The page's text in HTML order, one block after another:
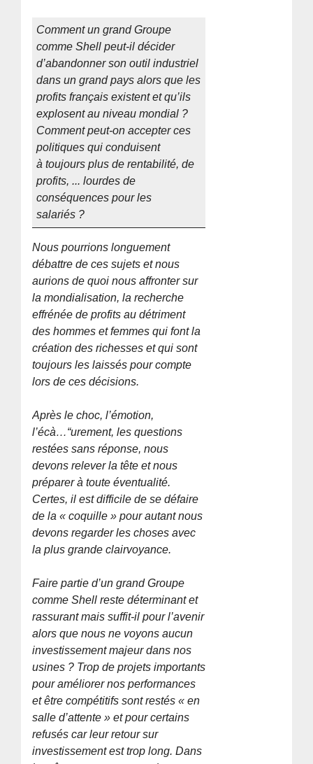
Comment un grand Groupe
comme Shell peut-il décider
d’abandonner son outil industriel
dans un grand pays alors que les
profits français existent et qu’ils
explosent au niveau mondial ?
Comment peut-on accepter ces
politiques qui conduisent
à toujours plus de rentabilité, de
profits, ... lourdes de
conséquences pour les
salariés ?
Nous pourrions longuement
débattre de ces sujets et nous
aurions de quoi nous affronter sur
la mondialisation, la recherche
effrénée de profits au détriment
des hommes et femmes qui font la
création des richesses et qui sont
toujours les laissés pour compte
lors de ces décisions.
Après le choc, l’émotion,
l’écà…“urement, les questions
restées sans réponse, nous
devons relever la tête et nous
préparer à toute éventualité.
Certes, il est difficile de se défaire
de la « coquille » pour autant nous
devons regarder les choses avec
la plus grande clairvoyance.
Faire partie d’un grand Groupe
comme Shell reste déterminant et
rassurant mais suffit-il pour l’avenir
alors que nous ne voyons aucun
investissement majeur dans nos
usines ? Trop de projets importants
pour améliorer nos performances
et être compétitifs sont restés « en
salle d’attente » et pour certains
refusés car leur retour sur
investissement est trop long. Dans